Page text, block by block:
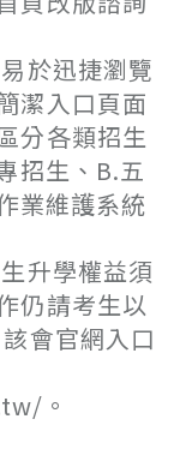
於迅捷瀏覽
潔入口頁面
分各類招生
招生、B.五
業維護系統
升學權益須
仍請考生以
會官網入口
。